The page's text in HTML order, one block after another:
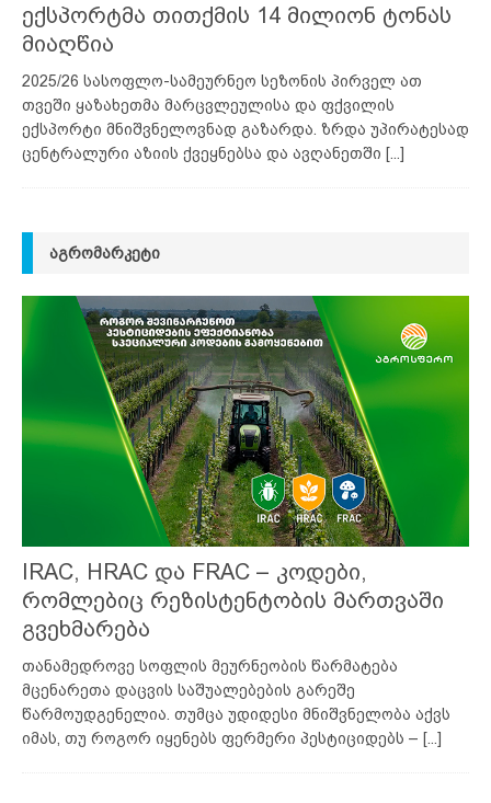
ექსპორტმა თითქმის 14 მილიონ ტონას
მიაღწია
2025/26 სასოფლო-სამეურნეო სეზონის პირველ ათ
თვეში ყაზახეთმა მარცვლეულისა და ფქვილის
ექსპორტი მნიშვნელოვნად გაზარდა. ზრდა უპირატესად
ცენტრალური აზიის ქვეყნებსა და ავღანეთში [...]
ᲐᲒᲠᲝᲛᲐᲠᲙᲔᲢᲘ
IRAC, HRAC და FRAC – კოდები,
რომლებიც რეზისტენტობის მართვაში
გვეხმარება
თანამედროვე სოფლის მეურნეობის წარმატება
მცენარეთა დაცვის საშუალებების გარეშე
წარმოუდგენელია. თუმცა უდიდესი მნიშვნელობა აქვს
იმას, თუ როგორ იყენებს ფერმერი პესტიციდებს – [...]